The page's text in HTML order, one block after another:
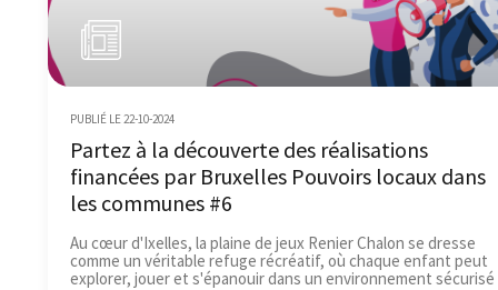
Partez à la découverte des réalisations
financées par Bruxelles Pouvoirs locaux dans
les communes #6
PUBLIÉ LE 22-10-2024
Au cœur d'Ixelles, la plaine de jeux Renier Chalon se dresse
comme un véritable refuge récréatif, où chaque enfant peut
explorer, jouer et s'épanouir dans un environnement sécurisé